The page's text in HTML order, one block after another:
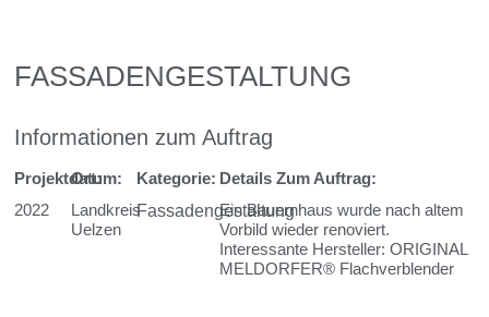
FASSADENGESTALTUNG
Informationen zum Auftrag
Projektdatum:
2022
Ort:
Landkreis
Uelzen
Kategorie:
Fassadengestaltung
Details Zum Auftrag:
Ein Bauernhaus wurde nach altem
Vorbild wieder renoviert.
Interessante Hersteller: ORIGINAL
MELDORFER® Flachverblender